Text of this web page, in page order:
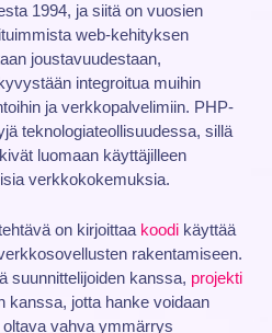
1994, ja siitä on vuosien
web-kehityksen
joustavuudestaan,
integroitua muihin
ja verkkopalvelimiin. PHP-
teknologiateollisuudessa, sillä
luomaan käyttäjilleen
verkkokokemuksia.
on kirjoittaa koodi käyttää
rakentamiseen.
suunnittelijoiden kanssa, projekti
kanssa, jotta hanke voidaan
vahva ymmärrys